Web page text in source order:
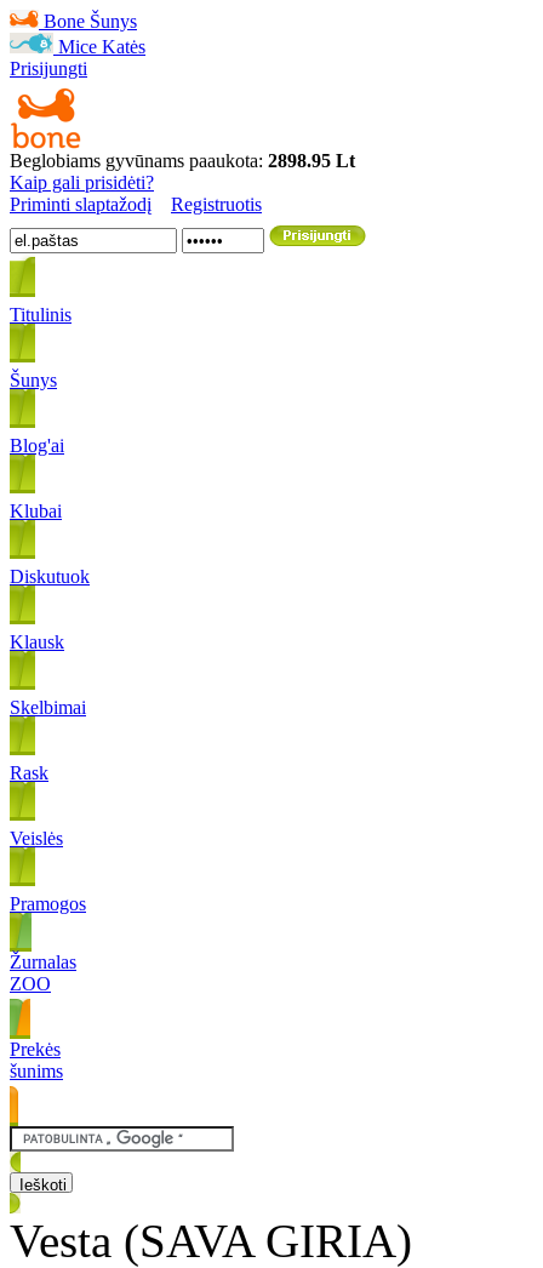
Bone Šunys
Mice Katės
Prisijungti
Beglobiams gyvūnams paaukota: 2898.95 Lt
Kaip gali prisidėti?
Priminti slaptažodį
Registruotis
Titulinis
Šunys
Blog'ai
Klubai
Diskutuok
Klausk
Skelbimai
Rask
Veislės
Pramogos
Žurnalas
ZOO
Prekės
šunims
Vesta (SAVA GIRIA)